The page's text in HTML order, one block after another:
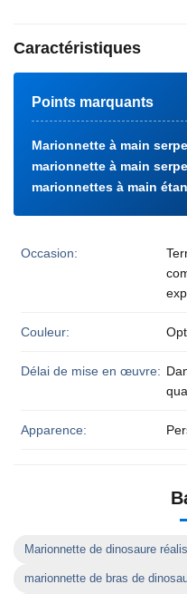
Caractéristiques
Points marquants
Marionnette à main
marionnette à main
marionnettes à main
Occasion:
Couleur:
Délai de mise en œuvre:
Apparence:
Marionnette de dinosaure
marionnette de bras de